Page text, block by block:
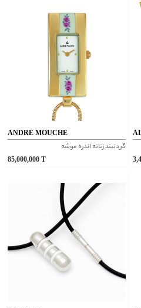
ANDRE MOUCHE
گردنبند زنانه اندره موشه
85,000,000